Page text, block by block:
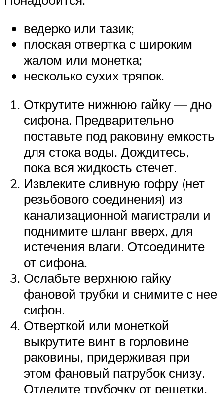
ведерко или тазик;
плоская отвертка с широким
жалом или монетка;
несколько сухих тряпок.
Открутите нижнюю гайку — дно
сифона. Предварительно
поставьте под раковину емкость
для стока воды. Дождитесь,
пока вся жидкость стечет.
Извлеките сливную гофру (нет
резьбового соединения) из
канализационной магистрали и
поднимите шланг вверх, для
истечения влаги. Отсоедините
от сифона.
Ослабьте верхнюю гайку
фановой трубки и снимите с нее
сифон.
Отверткой или монеткой
выкрутите винт в горловине
раковины, придерживая при
этом фановый патрубок снизу.
Отделите трубочку от решетки.